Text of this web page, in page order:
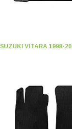
SUZUKI VITARA 1998-